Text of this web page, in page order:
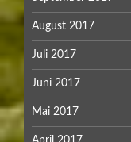
August 2017
Juli 2017
Juni 2017
Mai 2017